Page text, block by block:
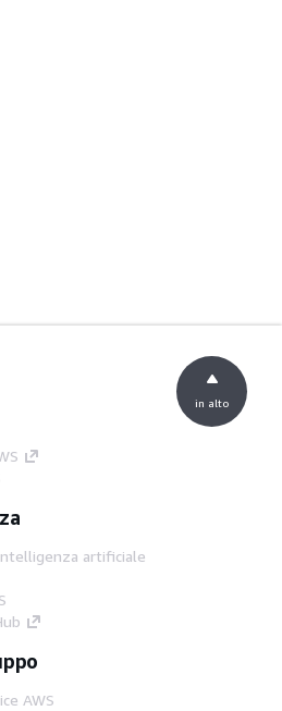
artificiale
AWS
in alto